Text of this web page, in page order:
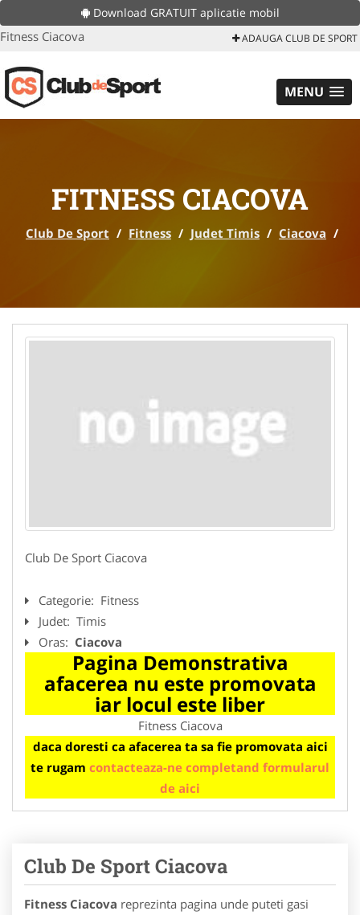
Download GRATUIT aplicatie mobil
Fitness Ciacova ADAUGA CLUB DE SPORT
MENU
FITNESS CIACOVA
Club De Sport / Fitness / Judet Timis / Ciacova /
Club De Sport Ciacova
Categorie: Fitness
Judet: Timis
Oras: Ciacova
Pagina Demonstrativa
afacerea nu este promovata
iar locul este liber
Fitness Ciacova
daca doresti ca afacerea ta sa fie promovata aici
te rugam contacteaza-ne completand formularul
de aici
Club De Sport Ciacova
Fitness Ciacova reprezinta pagina unde puteti gasi